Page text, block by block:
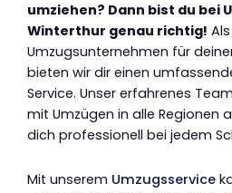
umziehen? Dann bist du bei
Winterthur genau richtig!
Umzugsunternehmen für
bieten wir dir einen
Service. Unser erfahrenes
mit Umzügen in alle Regionen
dich professionell bei jedem
Mit unserem Umzugsservice